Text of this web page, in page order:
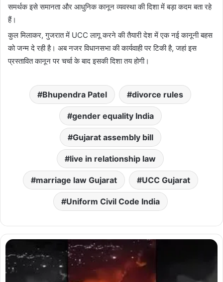
समर्थक इसे समानता और आधुनिक कानून व्यवस्था की दिशा में बड़ा कदम बता रहे
हैं।
कुल मिलाकर, गुजरात में UCC लागू करने की तैयारी देश में एक नई कानूनी बहस
को जन्म दे रही है। अब नजर विधानसभा की कार्यवाही पर टिकी है, जहां इस
प्रस्तावित कानून पर चर्चा के बाद इसकी दिशा तय होगी।
Bhupendra Patel divorce rules
gender equality India
Gujarat assembly bill
live in relationship law
marriage law Gujarat UCC Gujarat
Uniform Civil Code India